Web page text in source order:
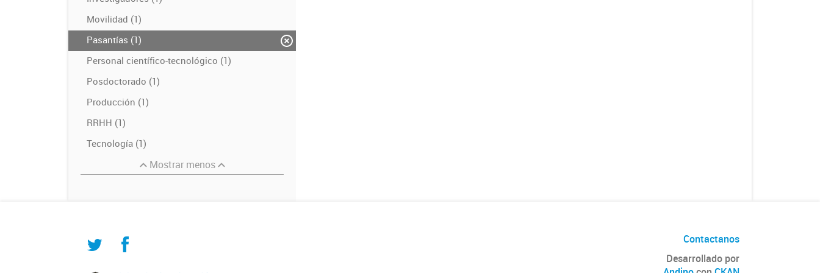
Movilidad (1)
Pasantías (1)
Personal científico-tecnológico (1)
Posdoctorado (1)
Producción (1)
RRHH (1)
Tecnología (1)
Mostrar menos
Contactanos
Desarrollado por